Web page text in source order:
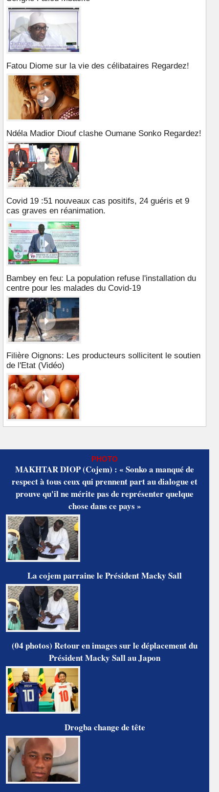
Fatou Diome sur la vie des célibataires Regardez!
Ndéla Madior Diouf clashe Oumane Sonko Regardez!
Covid 19 :51 nouveaux cas positifs, 24 guéris et 9
cas graves en réanimation.
Bambey en feu: La population refuse l'installation du
centre pour les malades du Covid-19
Filière Oignons: Les producteurs sollicitent le soutien
de l'Etat (Vidéo)
PHOTO
MAKHTAR DIOP (Cojem) : « Sonko a manqué de
respect à tous ceux qui prennent part au dialogue et
prouve qu'il ne mérite pas de représenter quelque
chose dans ce pays »
La cojem parraine le Président Macky Sall
(04 photos) Retour en images sur le déplacement du
Président Macky Sall au Japon
Drogba change de tête